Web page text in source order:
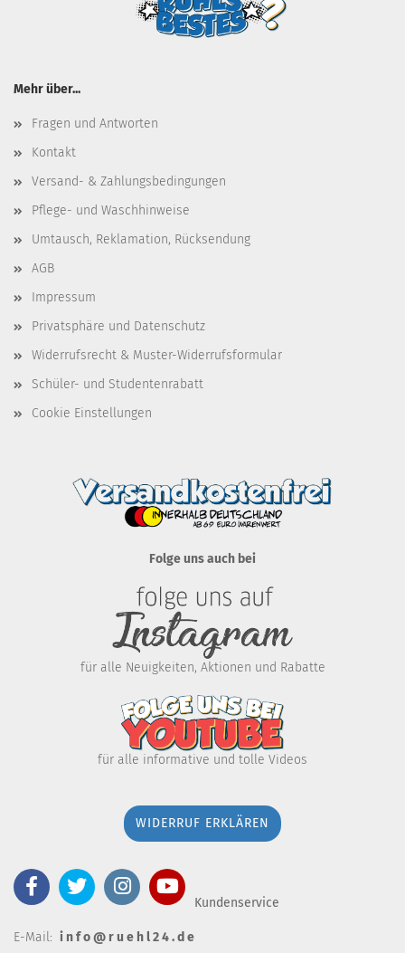
Mehr über...
Fragen und Antworten
Kontakt
Versand- & Zahlungsbedingungen
Pflege- und Waschhinweise
Umtausch, Reklamation, Rücksendung
AGB
Impressum
Privatsphäre und Datenschutz
Widerrufsrecht & Muster-Widerrufsformular
Schüler- und Studentenrabatt
Cookie Einstellungen
Folge uns auch bei
für alle Neuigkeiten, Aktionen und Rabatte
für alle informative und tolle Videos
WIDERRUF ERKLÄREN
Kundenservice
E-Mail: i n f o @ r u e h l 2 4 . d e